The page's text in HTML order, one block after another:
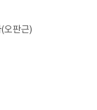
오판근)